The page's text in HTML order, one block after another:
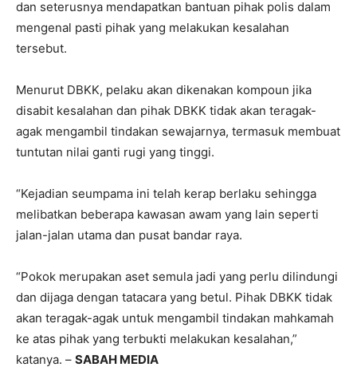
dan seterusnya mendapatkan bantuan pihak polis dalam
mengenal pasti pihak yang melakukan kesalahan
tersebut.
Menurut DBKK, pelaku akan dikenakan kompoun jika
disabit kesalahan dan pihak DBKK tidak akan teragak-
agak mengambil tindakan sewajarnya, termasuk membuat
tuntutan nilai ganti rugi yang tinggi.
“Kejadian seumpama ini telah kerap berlaku sehingga
melibatkan beberapa kawasan awam yang lain seperti
jalan-jalan utama dan pusat bandar raya.
“Pokok merupakan aset semula jadi yang perlu dilindungi
dan dijaga dengan tatacara yang betul. Pihak DBKK tidak
akan teragak-agak untuk mengambil tindakan mahkamah
ke atas pihak yang terbukti melakukan kesalahan,”
katanya. – SABAH MEDIA